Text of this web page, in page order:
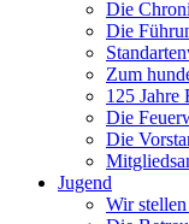
Die
Die
Zum
125 Jahre
Die
Die
Jugend
Wir